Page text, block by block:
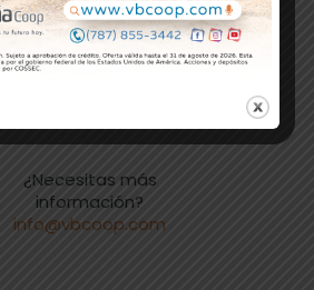
787-855-3442 787-
855-3466
Fax: 787.855.3902
¿Necesitas más
información?
info@vbcoop.com